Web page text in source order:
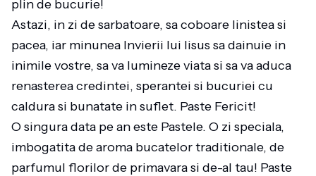
plin de bucurie!
Astazi, in zi de sarbatoare, sa coboare linistea si
pacea, iar minunea Invierii lui Iisus sa dainuie in
inimile vostre, sa va lumineze viata si sa va aduca
renasterea credintei, sperantei si bucuriei cu
caldura si bunatate in suflet. Paste Fericit!
O singura data pe an este Pastele. O zi speciala,
imbogatita de aroma bucatelor traditionale, de
parfumul florilor de primavara si de-al tau! Paste